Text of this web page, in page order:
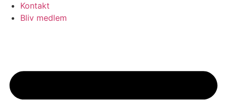
Kontakt
Bliv medlem